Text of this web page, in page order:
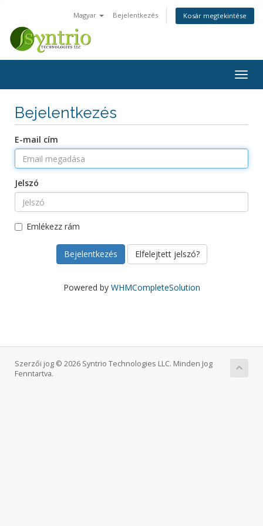
Magyar Bejelentkezés Kosár megtekintése
a
Bejelentkezés
E-mail cím
Jelszó
Emlékezz rám
Elfelejtett jelszó?
Powered by WHMCompleteSolution
Szerzői jog © 2026 Syntrio Technologies LLC. Minden Jog
Fenntartva.